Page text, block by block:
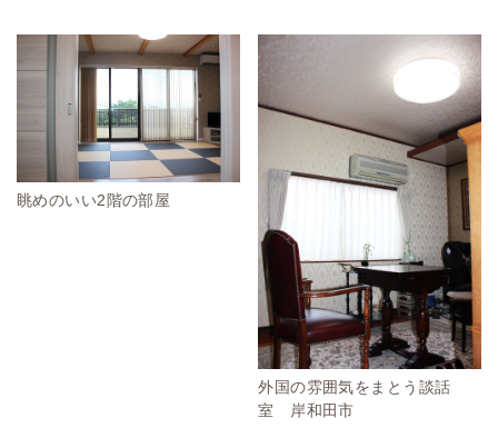
眺めのいい2階の部屋
外国の雰囲気をまとう談話
室 岸和田市